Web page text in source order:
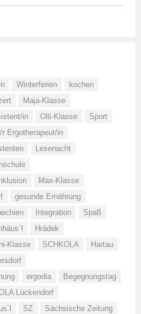
Winterferien
kochen
Maja-Klasse
in
Olli-Klasse
Sport
Ergotherapeut/in
Lesenacht
Max-Klasse
gesunde Ernährung
Integration
Spaß
Hrádek
Klasse SCHKOLA
Hartau
ergodia
Begegnungstag
Lückendorf
SZ
Sächsische Zeitung